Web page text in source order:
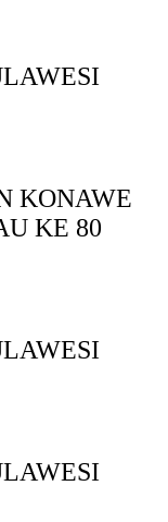
KONAWE
KE 80